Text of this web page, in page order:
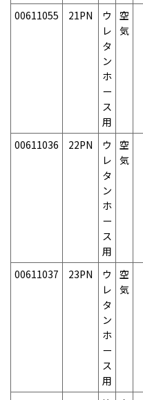
00611055 21PN
ウ
レ
タ
ン
ホ
ー
ス
用
空
気
00611036 22PN
ウ
レ
タ
ン
ホ
ー
ス
用
空
気
00611037 23PN
ウ
レ
タ
ン
ホ
ー
ス
用
空
気